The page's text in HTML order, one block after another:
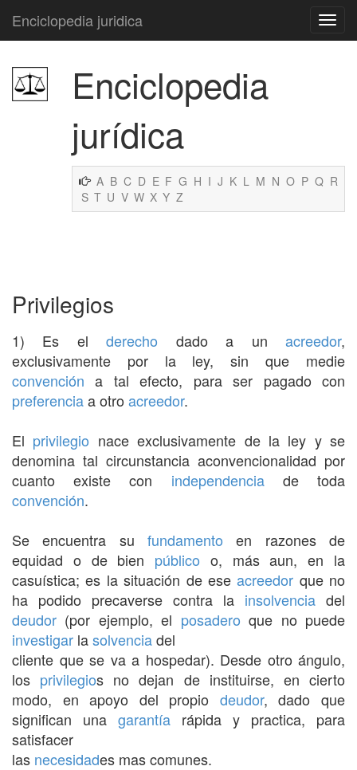
Enciclopedia juridica
Enciclopedia
jurídica
A B C D E F G H I J K L M N O P Q R
S T U V W X Y Z
Privilegios
1) Es elderecho dado a unacreedor,
exclusivamente por la ley, sin que medie
convención a tal efecto, para ser pagado con
preferenciaa otro acreedor.
El privilegio nace exclusivamente de la ley y se
denomina tal circunstancia aconvencionalidad por
cuanto existe con independenciade toda
convención.
Se encuentra su fundamento en razones de
equidad o de bien público o, más aun, en la
casuística; es la situación de eseacreedor que no
ha podido precaverse contra la insolvencia del
deudor (por ejemplo, el posadero que no puede
investigar lasolvenciadel
cliente que se va a hospedar). Desde otro ángulo,
los privilegios no dejan de instituirse, en cierto
modo, en apoyo del propio deudor, dado que
significan una garantía rápida y practica, para
satisfacer
las necesidades mas comunes.